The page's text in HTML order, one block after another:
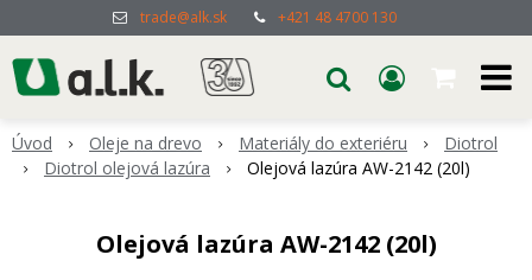
trade@alk.sk +421 48 4700 130
Úvod Oleje na drevo Materiály do exteriéru
Diotrol
Diotrol olejová lazúra
Olejová lazúra AW-2142 (20l)
Olejová lazúra AW-2142 (20l)